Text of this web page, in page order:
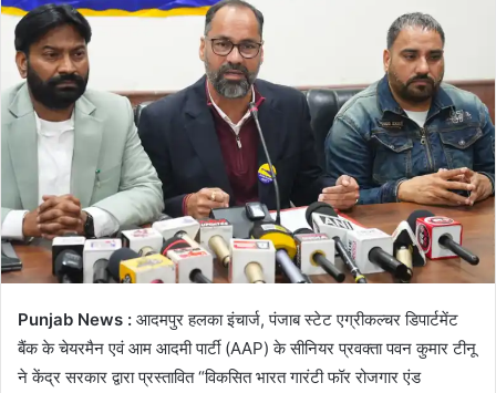
Punjab News : आदमपुर हलका इंचार्ज, पंजाब स्टेट एग्रीकल्चर डिपार्टमेंट
बैंक के चेयरमैन एवं आम आदमी पार्टी (AAP) के सीनियर प्रवक्ता पवन कुमार टीनू
ने केंद्र सरकार द्वारा प्रस्तावित “विकसित भारत गारंटी फॉर रोजगार एंड